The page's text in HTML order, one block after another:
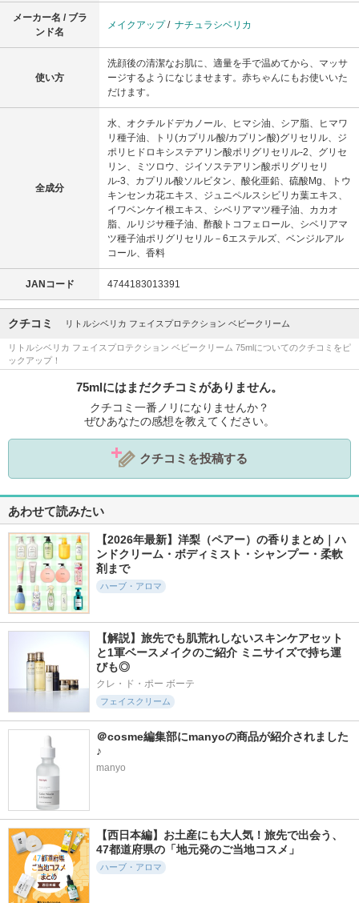
メーカー名 / ブラ
ンド名
メイクアップ/ ナチュラシベリカ
使い方
洗顔後の清潔なお肌に、適量を手で温めてから、マッサ
ージするようになじませます。赤ちゃんにもお使いいた
だけます。
全成分
水、オクチルドデカノール、ヒマシ油、シア脂、ヒマワ
リ種子油、トリ(カプリル酸/カプリン酸)グリセリル、ジ
ポリヒドロキシステアリン酸ポリグリセリル-2、グリセ
リン、ミツロウ、ジイソステアリン酸ポリグリセリ
ル-3、カプリル酸ソルビタン、酸化亜鉛、硫酸Mg、トウ
キンセンカ花エキス、ジュニペルスシビリカ葉エキス、
イワベンケイ根エキス、シベリアマツ種子油、カカオ
脂、ルリジサ種子油、酢酸トコフェロール、シベリアマ
ツ種子油ポリグリセリル－6エステルズ、ベンジルアル
コール、香料
JANコード 4744183013391
クチコミ リトルシベリカ フェイスプロテクション ベビークリーム
リトルシベリカ フェイスプロテクション ベビークリーム 75mlについてのクチコミをピ
ックアップ！
75mlにはまだクチコミがありません。
クチコミ一番ノリになりませんか？
ぜひあなたの感想を教えてください。
クチコミを投稿する
あわせて読みたい
【2026年最新】洋梨（ペアー）の香りまとめ｜ハ
ンドクリーム・ボディミスト・シャンプー・柔軟
剤まで
ハーブ・アロマ
【解説】旅先でも肌荒れしないスキンケアセット
と1軍ベースメイクのご紹介 ミニサイズで持ち運
びも◎
クレ・ド・ポー ボーテ
フェイスクリーム
＠cosme編集部にmanyoの商品が紹介されました
♪
manyo
【西日本編】お土産にも大人気！旅先で出会う、
47都道府県の「地元発のご当地コスメ」
ハーブ・アロマ